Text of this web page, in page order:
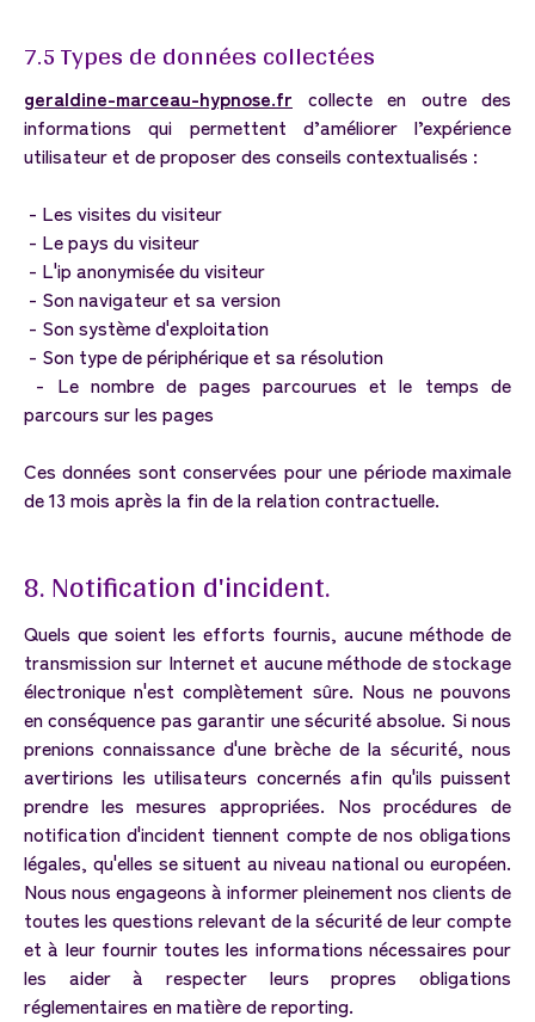
7.5Typesdedonnéescollectées
geraldine-marceau-hypnose.fr collecte en outre des
informations qui permettent d’améliorer l’expérience
utilisateur et de proposer des conseils contextualisés :
- Les visites du visiteur
- Le pays du visiteur
- L'ip anonymisée du visiteur
- Son navigateur et sa version
- Son système d'exploitation
- Son type de périphérique et sa résolution
- Le nombre de pages parcourues et le temps de
parcours sur les pages
Ces données sont conservées pour une période maximale
de 13 mois après la fin de la relation contractuelle.
8.Notificationd'incident.
Quels que soient les efforts fournis, aucune méthode de
transmission sur Internet et aucune méthode de stockage
électronique n'est complètement sûre. Nous ne pouvons
en conséquence pas garantir une sécurité absolue. Si nous
prenions connaissance d'une brèche de la sécurité, nous
avertirions les utilisateurs concernés afin qu'ils puissent
prendre les mesures appropriées. Nos procédures de
notification d'incident tiennent compte de nos obligations
légales, qu'elles se situent au niveau national ou européen.
Nous nous engageons à informer pleinement nos clients de
toutes les questions relevant de la sécurité de leur compte
et à leur fournir toutes les informations nécessaires pour
les aider à respecter leurs propres obligations
réglementaires en matière de reporting.